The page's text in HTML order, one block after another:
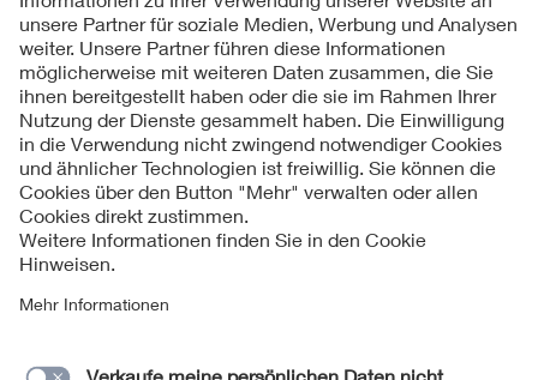
Kontakt
Impressum
Datenschutzinformationen
Cookie Hinweise
Compliance